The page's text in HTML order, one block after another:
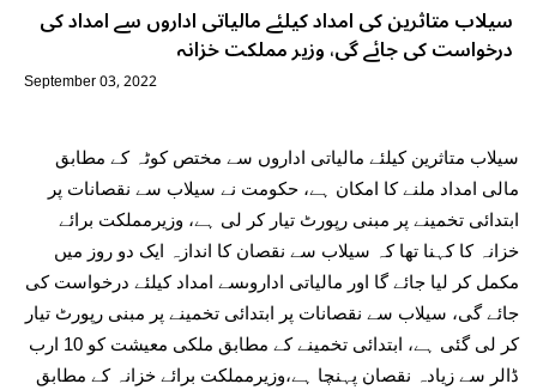
سیلاب متاثرین کی امداد کیلئے مالیاتی اداروں سے امداد کی
درخواست کی جائے گی، وزیر مملکت خزانہ
September 03, 2022
سیلاب متاثرین کیلئے مالیاتی اداروں سے مختص کوٹہ کے مطابق
مالی امداد ملنے کا امکان ہے، حکومت نے سیلاب سے نقصانات پر
ابتدائی تخمینے پر مبنی رپورٹ تیار کر لی ہے، وزیرمملکت برائے
خزانہ کا کہنا تھا کہ سیلاب سے نقصان کا اندازہ ایک دو روز میں
مکمل کر لیا جائے گا اور مالیاتی اداروںسے امداد کیلئے درخواست کی
جائے گی، سیلاب سے نقصانات پر ابتدائی تخمینے پر مبنی رپورٹ تیار
کر لی گئی ہے، ابتدائی تخمینے کے مطابق ملکی معیشت کو 10 ارب
ڈالر سے زیادہ نقصان پہنچا ہے،وزیرمملکت برائے خزانہ کے مطابق